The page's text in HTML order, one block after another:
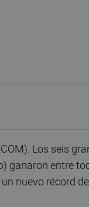
Los seis
ganaron entre
nuevo récord